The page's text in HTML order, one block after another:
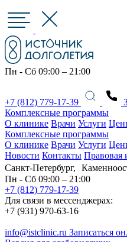
Пн - Сб 09:00 – 21:00
+7 (812) 779-17-39
Комплексные программы
О клинике Врачи Услуги
Комплексные программы
О клинике Врачи Услуги
Новости Контакты Правовая
Санкт-Петербург,
Пн - Сб 09:00 – 21:00
+7 (812) 779-17-39
Для связи в мессенджерах:
+7 (931) 970-63-16
info@istclinic.ru Записаться